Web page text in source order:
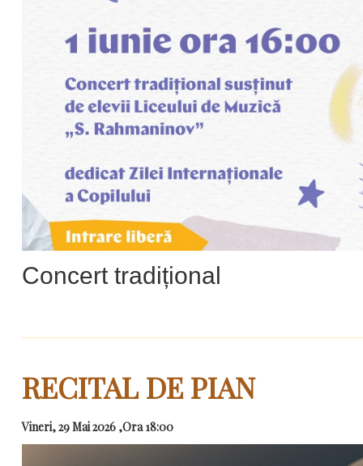
Concert tradițional
RECITAL DE PIAN
Vineri, 29 Mai 2026 ,Ora 18:00